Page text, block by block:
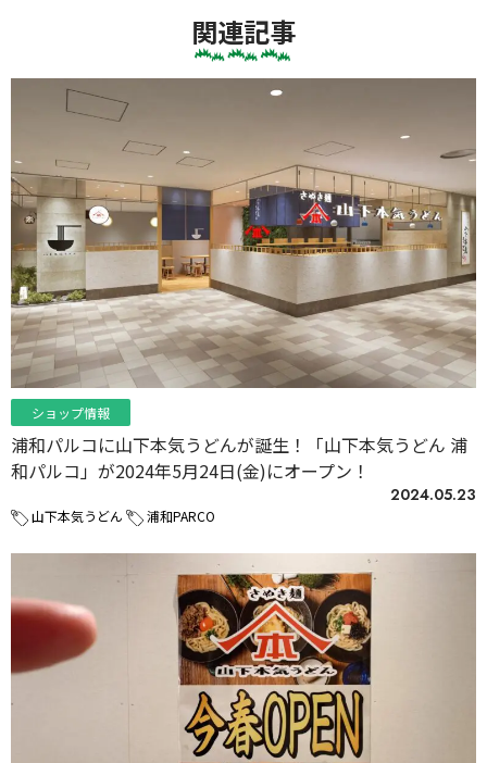
関連記事
ショップ情報
浦和パルコに山下本気うどんが誕生！「山下本気うどん 浦
和パルコ」が2024年5月24日(金)にオープン！
2024.05.23
山下本気うどん 浦和PARCO